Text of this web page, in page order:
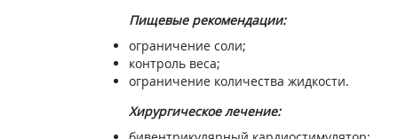
Пищевые рекомендации:
ограничение соли;
контроль веса;
ограничение количества жидкости.
Хирургическое лечение: